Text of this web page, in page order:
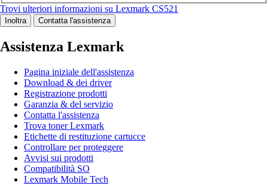
Trovi ulteriori informazioni su Lexmark CS521
Inoltra Contatta l'assistenza
Assistenza Lexmark
Pagina iniziale dell'assistenza
Download & dei driver
Registrazione prodotti
Garanzia & del servizio
Contatta l'assistenza
Trova toner Lexmark
Etichette di restituzione cartucce
Controllare per proteggere
Avvisi sui prodotti
Compatibilità SO
Lexmark Mobile Tech